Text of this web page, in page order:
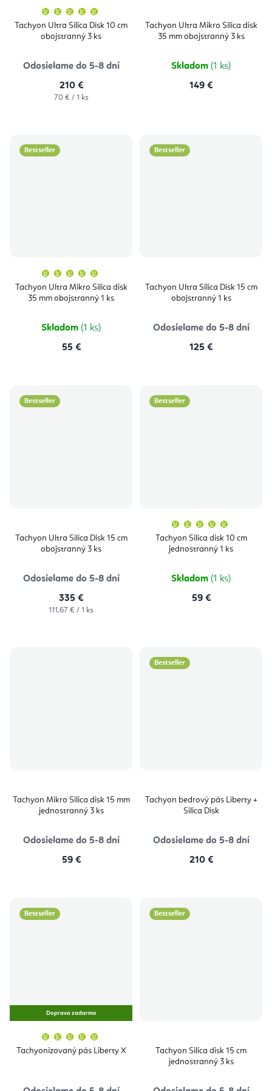
Tachyon Ultra Silica Disk 10 cm
obojstranný 3 ks
produktu
je
5,0
hviezdičiek.
Odosielame do 5-8 dní
210 €
Jednotková
70 € / 1 ks
Tachyon Ultra Mikro Silica disk
35 mm obojstranný 3 ks
Skladom (1 ks)
149 €
Bestseller
Tachyon Ultra Mikro Silica disk
35 mm obojstranný 1 ks
produktu
je
5,0
Skladom (1 ks)
55 €
Bestseller
Tachyon Ultra Silica Disk 15 cm
obojstranný 1 ks
Odosielame do 5-8 dní
125 €
Bestseller
Tachyon Ultra Silica Disk 15 cm
obojstranný 3 ks
Odosielame do 5-8 dní
335 €
Jednotková
111,67 € / 1 ks
Bestseller
Tachyon Silica disk 10 cm
jednostranný 1 ks
produktu
je
5,0
Skladom (1 ks)
59 €
Tachyon Mikro Silica disk 15 mm
jednostranný 3 ks
Odosielame do 5-8 dní
59 €
Bestseller
Tachyon bedrový pás Liberty +
Silica Disk
Odosielame do 5-8 dní
210 €
Bestseller
Doprava zadarmo
Tachyonizovaný pás Liberty X
produktu
je
hviezdičiek.
Bestseller
Tachyon Silica disk 15 cm
jednostranný 3 ks